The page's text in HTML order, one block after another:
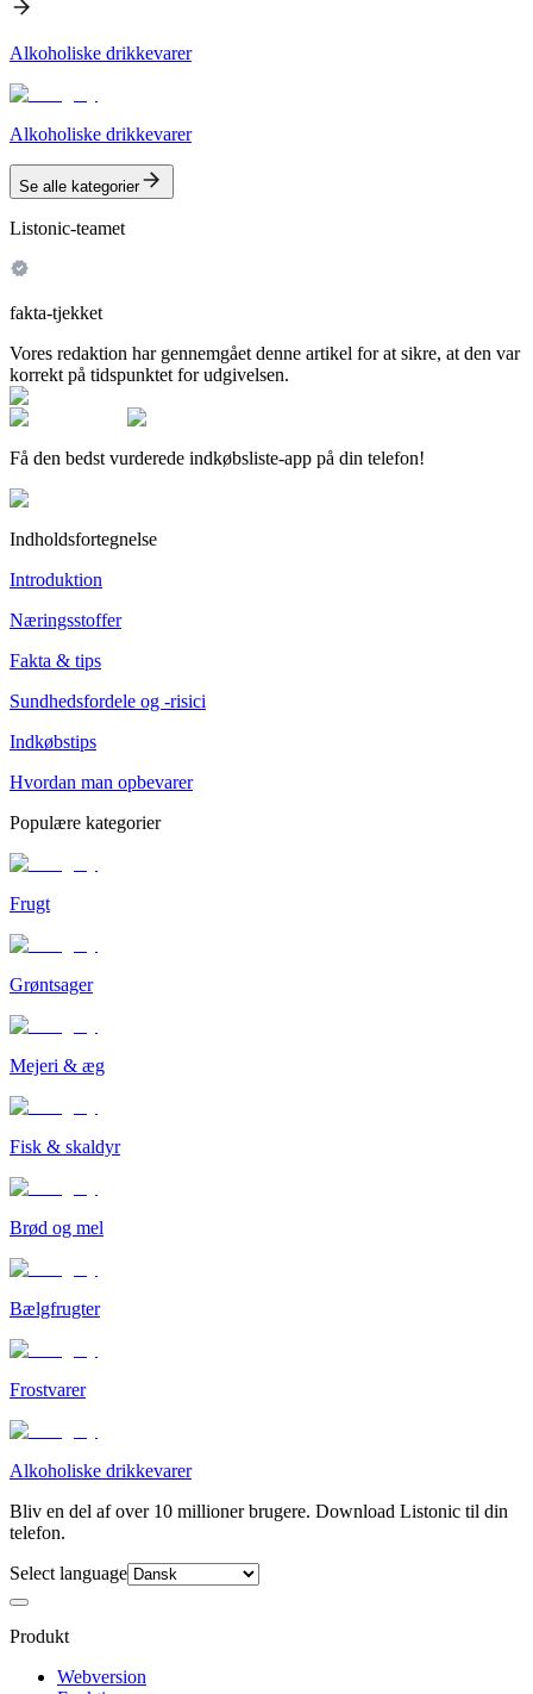
Alkoholiske drikkevarer
Alkoholiske drikkevarer
Se alle kategorier
Listonic-teamet
fakta-tjekket
Vores redaktion har gennemgået denne artikel for at sikre, at den var
korrekt på tidspunktet for udgivelsen.
Få den bedst vurderede indkøbsliste-app på din telefon!
Indholdsfortegnelse
Introduktion
Næringsstoffer
Fakta & tips
Sundhedsfordele og -risici
Indkøbstips
Hvordan man opbevarer
Populære kategorier
Frugt
Grøntsager
Mejeri & æg
Fisk & skaldyr
Brød og mel
Bælgfrugter
Frostvarer
Alkoholiske drikkevarer
Bliv en del af over 10 millioner brugere. Download Listonic til din
telefon.
Select language
Produkt
Webversion